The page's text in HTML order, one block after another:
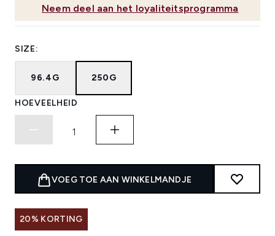
Neem deel aan het loyaliteitsprogramma
SIZE:
96.4G 250G
HOEVEELHEID
VOEG TOE AAN WINKELMANDJE
20% KORTING